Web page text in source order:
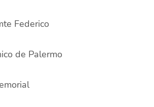
Federico
de Palermo